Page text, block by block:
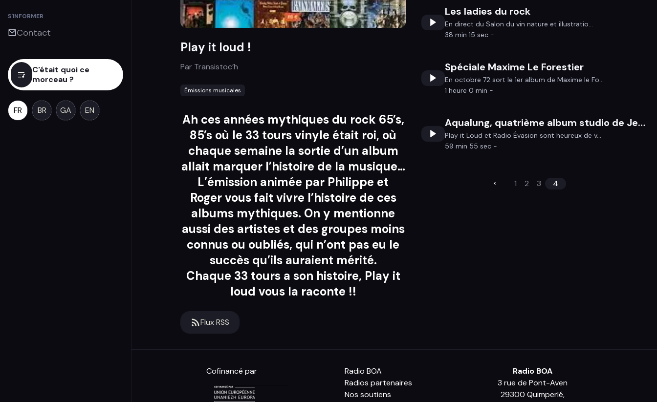
S'INFORMER
Contact
C'était quoi ce
morceau ?
FR BR GA EN
Play it loud !
Par Transistoc’h
Émissions musicales
Ah ces années mythiques du rock 65’s,
85’s où le 33 tours vinyle était roi, où
chaque semaine la sortie d’un album
allait marquer l’histoire de la musique…
L’émission animée par Philippe et
Roger vous fait vivre l’histoire de ces
albums mythiques. On y mentionne
aussi des artistes et des groupes moins
connus ou oubliés, qui n’ont pas eu le
succès qu’ils auraient mérité.
Chaque 33 tours a son histoire, Play it
loud vous la raconte !!
Flux RSS
Les ladies du rock
En direct du Salon du vin nature et illustratio...
38 min 15 sec -
Spéciale Maxime Le Forestier
En octobre 72 sort le 1er album de Maxime le Fo...
1 heure 0 min -
Aqualung, quatrième album studio de Jethro Tull
Play it Loud et Radio Évasion sont heureux de v...
59 min 55 sec -
1 2 3 4
Cofinancé par
Radio BOA
Radios partenaires
Nos soutiens
Radio BOA
3 rue de Pont-Aven
29300 Quimperlé,